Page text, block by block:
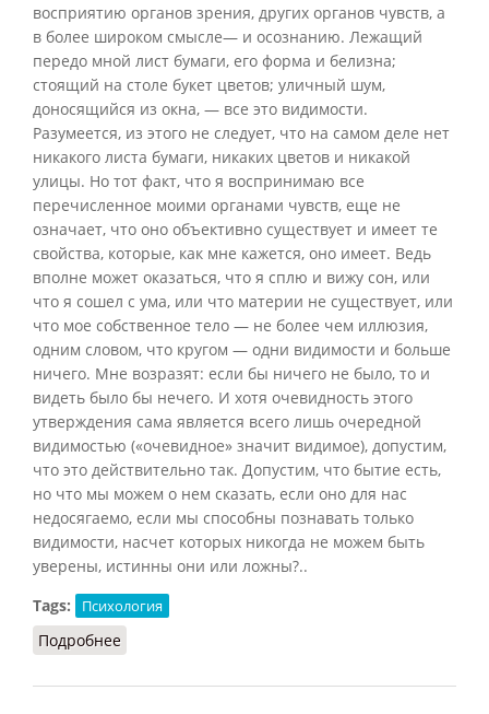
восприятию органов зрения, других органов чувств, а
в более широком смысле— и осознанию. Лежащий
передо мной лист бумаги, его форма и белизна;
стоящий на столе букет цветов; уличный шум,
доносящийся из окна, — все это видимости.
Разумеется, из этого не следует, что на самом деле нет
никакого листа бумаги, никаких цветов и никакой
улицы. Но тот факт, что я воспринимаю все
перечисленное моими органами чувств, еще не
означает, что оно объективно существует и имеет те
свойства, которые, как мне кажется, оно имеет. Ведь
вполне может оказаться, что я сплю и вижу сон, или
что я сошел с ума, или что материи не существует, или
что мое собственное тело — не более чем иллюзия,
одним словом, что кругом — одни видимости и больше
ничего. Мне возразят: если бы ничего не было, то и
видеть было бы нечего. И хотя очевидность этого
утверждения сама является всего лишь очередной
видимостью («очевидное» значит видимое), допустим,
что это действительно так. Допустим, что бытие есть,
но что мы можем о нем сказать, если оно для нас
недосягаемо, если мы способны познавать только
видимости, насчет которых никогда не можем быть
уверены, истинны они или ложны?..
Tags:
Психология
Подробнее